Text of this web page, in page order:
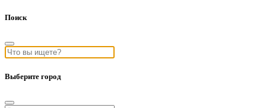
Поиск
Выберите город